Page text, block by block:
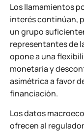
Los llamamientos
interés continúan,
un grupo
representantes de
opone a una
monetaria y
asimétrica a favor
financiación.
Los datos
ofrecen al